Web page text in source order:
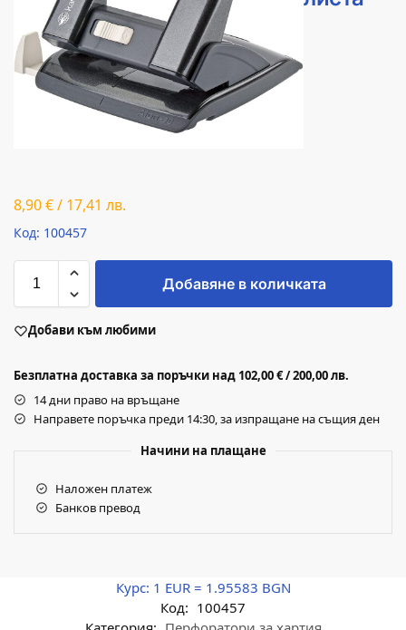
8,90€/ 17,41 лв.
Код: 100457
Добавяне в количката
Добави към любими
Безплатна доставка за поръчки над 102,00 € / 200,00 лв.
14 дни право на връщане
Направете поръчка преди 14:30, за изпращане на същия ден
Начини на плащане
Наложен платеж
Банков превод
Курс: 1 EUR = 1.95583 BGN
Код: 100457